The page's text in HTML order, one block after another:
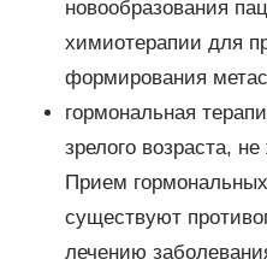
новообразования
химиотерапии для
формирования
гормональная
зрелого возраста,
Прием
существуют
лечению